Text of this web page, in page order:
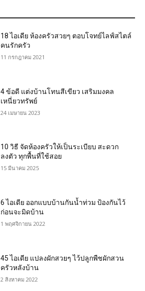
18 ไอเดีย ห้องครัวสวยๆ ตอบโจทย์ไลฟ์สไตล์
คนรักครัว
11 กรกฎาคม 2021
4 ข้อดี แต่งบ้านโทนสีเขียว เสริมมงคล
เหนี่ยวทรัพย์
24 เมษายน 2023
10 วิธี จัดห้องครัวให้เป็นระเบียบ สะดวก
ลงตัว ทุกพื้นที่ใช้สอย
15 มีนาคม 2025
6 ไอเดีย ออกแบบบ้านกันน้ำท่วม ป้องกันไว้
ก่อนจะมิดบ้าน
1 พฤศจิกายน 2022
45 ไอเดีย แปลงผักสวยๆ ไว้ปลูกพืชผักสวน
ครัวหลังบ้าน
2 สิงหาคม 2022